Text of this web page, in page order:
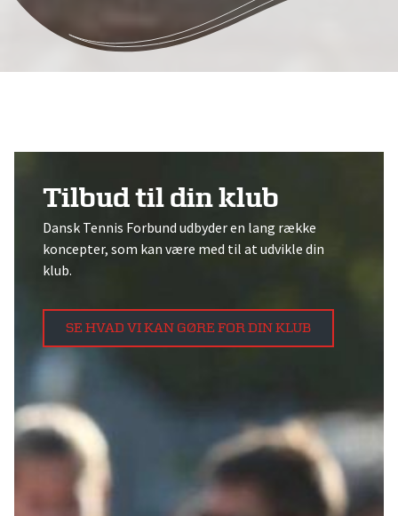
Tilbud til din klub
Dansk Tennis Forbund udbyder en lang række
koncepter, som kan være med til at udvikle din
klub.
SE HVAD VI KAN GØRE FOR DIN KLUB